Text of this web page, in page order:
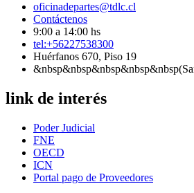
oficinadepartes@tdlc.cl
Contáctenos
9:00 a 14:00 hs
tel:+56227538300
Huérfanos 670, Piso 19
link de interés
Poder Judicial
FNE
OECD
ICN
Portal pago de Proveedores